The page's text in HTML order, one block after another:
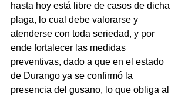
hasta hoy está libre de casos de dicha
plaga, lo cual debe valorarse y
atenderse con toda seriedad, y por
ende fortalecer las medidas
preventivas, dado a que en el estado
de Durango ya se confirmó la
presencia del gusano, lo que obliga al